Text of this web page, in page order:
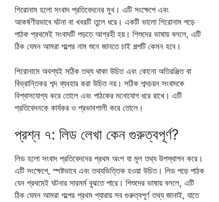
শিরোনাম হলো সংবাদ প্রতিবেদনের মুখ। এটি সংক্ষেপে এবং
আকর্ষণীয়ভাবে ঘটনা বা খবরটি তুলে ধরে। একটি ভালো শিরোনাম পড়ে
পাঠক প্রথমেই সংবাদটি পড়তে আগ্রহী হয়। শিশুদের ভাষায় বললে, এটি
ঠিক যেমন আমরা গল্পের নাম শুনে জানতে চাই গল্পটি কেমন হবে।
শিরোনামে অবশ্যই সঠিক তথ্য থাকা উচিত এবং কোনো অতিরঞ্জিত বা
বিভ্রান্তিকর শব্দ ব্যবহার করা উচিত নয়। সঠিক শব্দচয়ন সংবাদকে
বিশ্বাসযোগ্য করে তোলে এবং পাঠকের মনোযোগ ধরে রাখে। এটি
প্রতিবেদনকে কার্যকর ও প্রভাবশালী করে তোলে।
প্রশ্ন ৭: লিড লেখা কেন গুরুত্বপূর্ণ?
লিড হলো সংবাদ প্রতিবেদনের প্রথম অংশ যা মূল তথ্য উপস্থাপন করে।
এটি সংক্ষেপে, স্পষ্টভাবে এবং তথ্যভিত্তিক হওয়া উচিত। লিড পড়ে পাঠক
যেন প্রথমেই ঘটনার সারমর্ম বুঝতে পারে। শিশুদের ভাষায় বললে, এটি
ঠিক যেমন আমরা গল্পের প্রথম প্যারায় সব গুরুত্বপূর্ণ তথ্য জানাই, যাতে